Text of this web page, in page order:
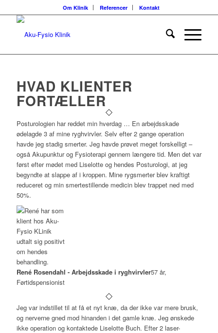
Om Klinik Referencer Kontakt
HVAD KLIENTER
FORTÆLLER
Posturologien har reddet min hverdag … En arbejdsskade
ødelagde 3 af mine ryghvirvler. Selv efter 2 gange operation
havde jeg stadig smerter. Jeg havde prøvet meget forskelligt –
også Akupunktur og Fysioterapi gennem længere tid. Men det var
først efter mødet med Liselotte og hendes Posturologi, at jeg
begyndte at slappe af i kroppen. Mine rygsmerter blev kraftigt
reduceret og min smertestillende medicin blev trappet ned med
50%.
René Rosendahl - Arbejdsskade i ryghvirvler57 år,
Førtidspensionist
Jeg var indstillet til at få et nyt knæ, da der ikke var mere brusk,
og nerverne gned mod hinanden i det gamle knæ. Jeg ønskede
ikke operation og kontaktede Liselotte Buch. Efter 2 laser-